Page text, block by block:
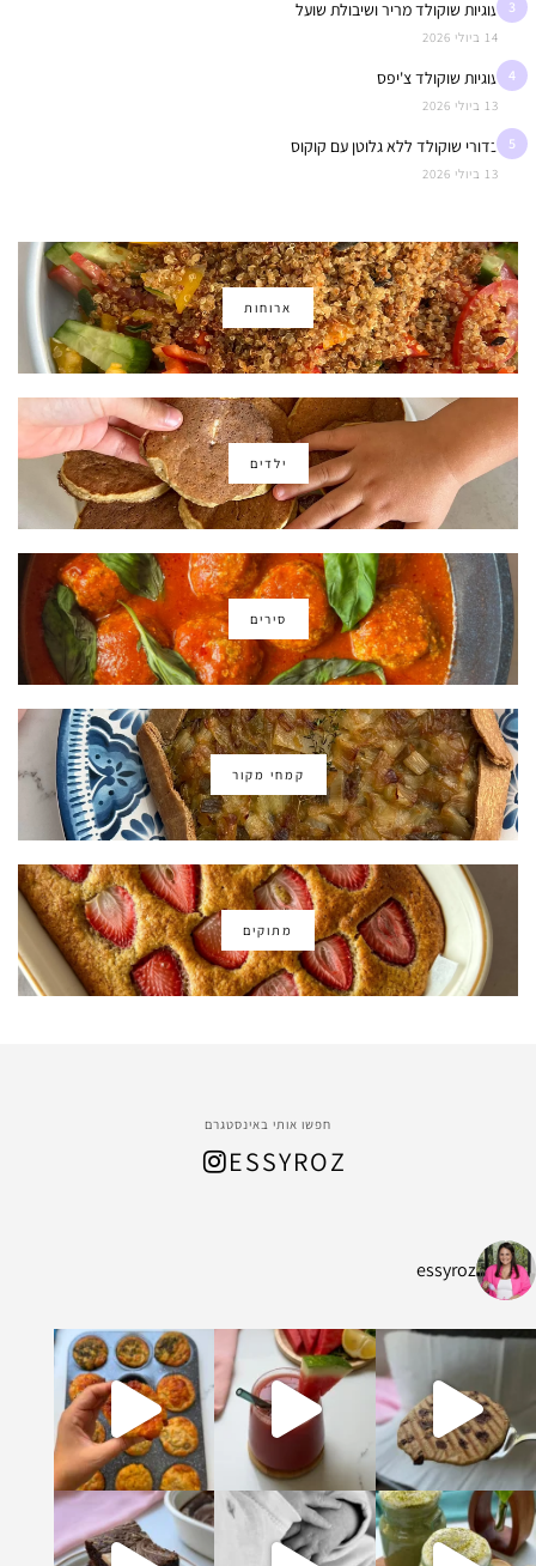
3 עוגיות שוקולד מריר ושיבולת שועל
14 ביולי 2026
4 עוגיות שוקולד צ'יפס
13 ביולי 2026
5 כדורי שוקולד ללא גלוטן עם קוקוס
13 ביולי 2026
ארוחות
ילדים
סירים
קמחי מקור
מתוקים
חפשו אותי באינסטגרם
ESSYROZ
essyroz
החום המתקרב, הכנתי
ושיבולת שועל עשיר ומהמם שמתאים לארוח
וברוכה שיש בעולם
וקקאו מופלא ונימוח והכי אבל הכי טעים